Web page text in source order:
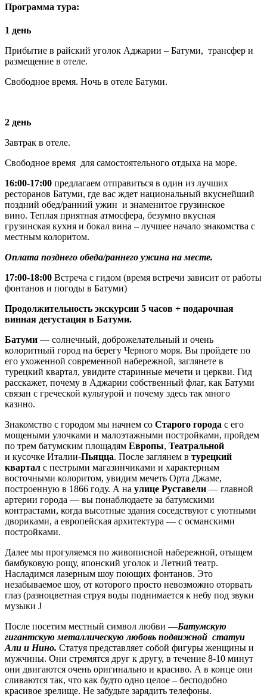
Программа тура:
1 день
Прибытие в райский уголок Аджарии – Батуми, трансфер и
размещение в отеле.
Свободное время. Ночь в отеле Батуми.
2 день
Завтрак в отеле.
Свободное время для самостоятельного отдыха на море.
16:00-17:00 предлагаем отправиться в один из лучших
ресторанов Батуми, где вас ждет национальный вкуснейший
поздний обед/ранний ужин и знаменитое грузинское
вино. Теплая приятная атмосфера, безумно вкусная
грузинская кухня и бокал вина – лучшее начало знакомства с
местным колоритом.
Оплата позднего обеда/раннего ужина на месте.
17:00-18:00 Встреча с гидом (время встречи зависит от работы
фонтанов и погоды в Батуми)
Продолжительность экскурсии 5 часов + подарочная
винная дегустация в Батуми.
Батуми — солнечный, доброжелательный и очень
колоритный город на берегу Черного моря. Вы пройдете по
его ухоженной современной набережной, заглянете в
турецкий квартал, увидите старинные мечети и церкви. Гид
расскажет, почему в Аджарии собственный флаг, как Батуми
связан с греческой культурой и почему здесь так много
казино.
Знакомство с городом мы начнем со Старого города с его
мощеными улочками и малоэтажными постройками, пройдем
по трем батумским площадям Европы, Театральной
и кусочке Италии-Пьяцца. После заглянем в турецкий
квартал с пестрыми магазинчиками и характерным
восточными колоритом, увидим мечеть Орта Джаме,
построенную в 1866 году. А на улице Руставели — главной
артерии города — вы понаблюдаете за батумскими
контрастами, когда высотные здания соседствуют с уютными
двориками, а европейская архитектура — с османскими
постройками.
Далее мы прогуляемся по живописной набережной, отыщем
бамбуковую рощу, японский уголок и Летний театр.
Насладимся лазерным шоу поющих фонтанов. Это
незабываемое шоу, от которого просто невозможно оторвать
глаз (разноцветная струя воды поднимается к небу под звуки
музыки J
После посетим местный символ любви —Батумскую
гигантскую металлическую любовь подвижной статуи
Али и Нино. Статуя представляет собой фигуры женщины и
мужчины. Они стремятся друг к другу, в течение 8-10 минут
они двигаются очень оригинально и красиво. А в конце они
сливаются так, что как будто одно целое – бесподобно
красивое зрелище. Не забудьте зарядить телефоны.